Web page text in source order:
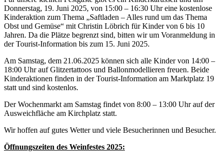
Donnerstag, 19. Juni 2025, von 15:00 – 16:30 Uhr eine kostenlose
Kinderaktion zum Thema „Saftladen – Alles rund um das Thema
Obst und Gemüse“ mit Christin Löbrich für Kinder von 6 bis 10
Jahren. Da die Plätze begrenzt sind, bitten wir um Voranmeldung in
der Tourist-Information bis zum 15. Juni 2025.
Am Samstag, dem 21.06.2025 können sich alle Kinder von 14:00 –
18:00 Uhr auf Glitzertattoos und Ballonmodellieren freuen. Beide
Kinderaktionen finden in der Tourist-Information am Marktplatz 19
statt und sind kostenlos.
Der Wochenmarkt am Samstag findet von 8:00 – 13:00 Uhr auf der
Ausweichfläche am Kirchplatz statt.
Wir hoffen auf gutes Wetter und viele Besucherinnen und Besucher.
Öffnungszeiten des Weinfestes 2025: